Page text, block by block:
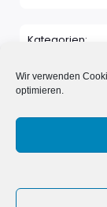
Wir verwenden
optimieren.
Kategorien:
© 2026 Neue